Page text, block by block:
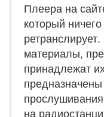
Плеера на
который
материалы,
принадлежат
на